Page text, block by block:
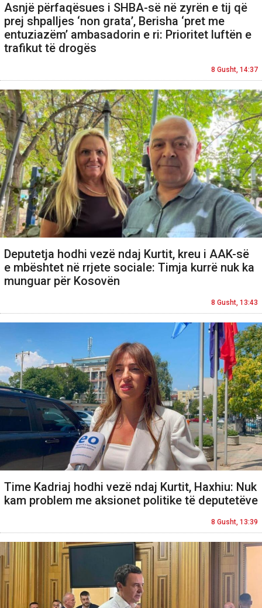
Asnjë përfaqësues i SHBA-së në zyrën e tij që
prej shpalljes ‘non grata’, Berisha ‘pret me
entuziazëm’ ambasadorin e ri: Prioritet luftën e
trafikut të drogës
8 Gusht, 14:37
Deputetja hodhi vezë ndaj Kurtit, kreu i AAK-së
e mbështet në rrjete sociale: Timja kurrë nuk ka
munguar për Kosovën
8 Gusht, 13:43
Time Kadriaj hodhi vezë ndaj Kurtit, Haxhiu: Nuk
kam problem me aksionet politike të deputetëve
8 Gusht, 13:39